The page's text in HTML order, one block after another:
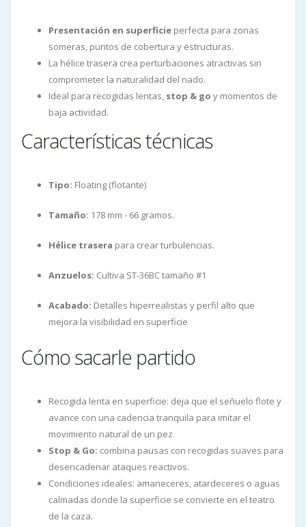
Presentación en superficie perfecta para zonas
someras, puntos de cobertura y estructuras.
La hélice trasera crea perturbaciones atractivas sin
comprometer la naturalidad del nado.
Ideal para recogidas lentas, stop & go y momentos de
baja actividad.
Características técnicas
Tipo: Floating (flotante)
Tamaño: 178 mm - 66 gramos.
Hélice trasera para crear turbulencias.
Anzuelos: Cultiva ST-36BC tamaño #1
Acabado: Detalles hiperrealistas y perfil alto que
mejora la visibilidad en superficie
Cómo sacarle partido
Recogida lenta en superficie: deja que el señuelo flote y
avance con una cadencia tranquila para imitar el
movimiento natural de un pez.
Stop & Go: combina pausas con recogidas suaves para
desencadenar ataques reactivos.
Condiciones ideales: amaneceres, atardeceres o aguas
calmadas donde la superficie se convierte en el teatro
de la caza.